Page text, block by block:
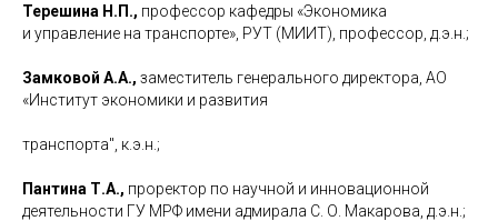
Терешина Н.П., профессор кафедры «Экономика
и управление на транспорте», РУТ (МИИТ), профессор, д.э.н.;
Замковой А.А., заместитель генерального директора, АО
«Институт экономики и развития
транспорта", к.э.н.;
Пантина Т.А., проректор по научной и инновационной
деятельности ГУ МРФ имени адмирала С. О. Макарова, д.э.н.;